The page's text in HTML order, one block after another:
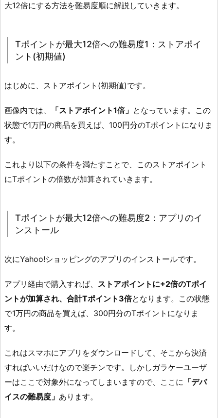
大12倍にする方法を難易度順に解説していきます。
Tポイントが最大12倍への難易度1：ストアポイ
ント(初期値)
はじめに、ストアポイント(初期値)です。
画像内では、 「ストアポイント1倍」 となっています。この
状態で1万円の商品を買えば、100円分のTポイントになりま
す。
これより以下の条件を満たすことで、このストアポイント
にTポイントの倍数が加算されていきます。
Tポイントが最大12倍への難易度2：アプリのイ
ンストール
次にYahoo!ショッピングのアプリのインストールです。
アプリ経由で購入すれば、 ストアポイントに+2倍のTポイ
ントが加算され、合計Tポイント3倍となります。この状態
で1万円の商品を買えば、300円分のTポイントになりま
す。
これはスマホにアプリをダウンロードして、そこから決済
すればいいだけなので楽チンです。しかしガラケーユーザ
ーはここで対象外になってしまいますので、ここに 「デバ
イスの難易度」 あります。